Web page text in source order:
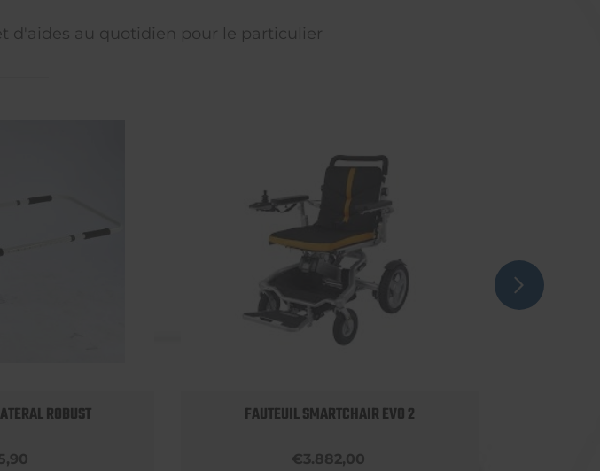
d'aides au quotidien pour le particulier
ROBUST FAUTEUIL SMARTCHAIR EVO 2
€3.882,00